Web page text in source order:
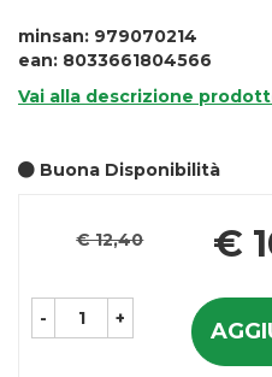
minsan: 979070214
ean: 8033661804566
Vai alla descrizione
Buona Disponibilità
€ 12,40 €
- +